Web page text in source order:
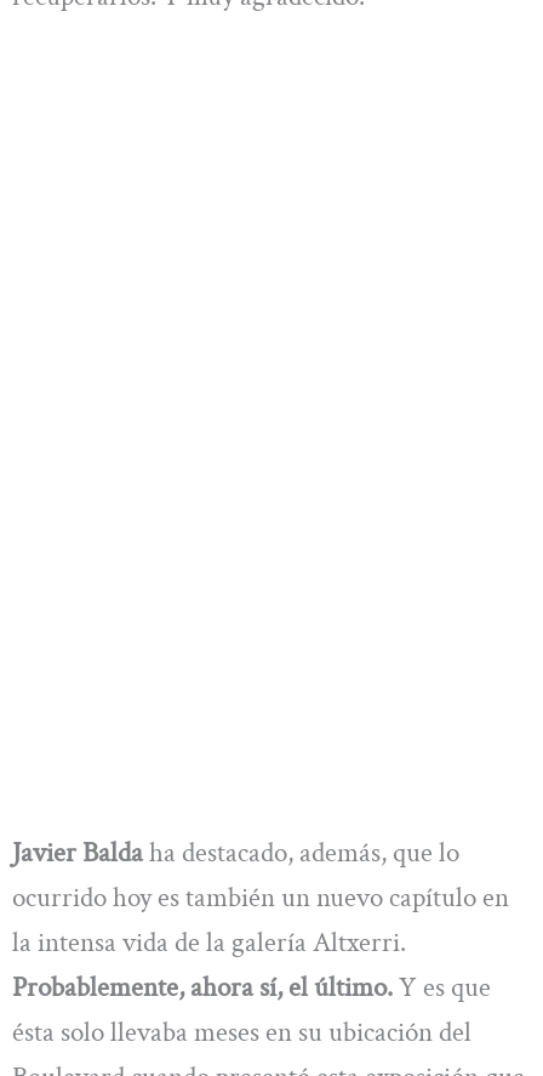
Javier Baldaha destacado, además, que lo
ocurrido hoy es también un nuevo capítulo en
la intensa vida de la galería Altxerri.
Probablemente, ahora sí, el último.Y es que
ésta solo llevaba meses en su ubicación del